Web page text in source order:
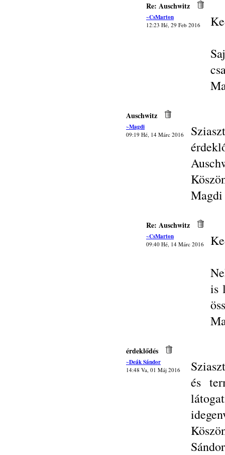
Re: Auschwitz
~CsMarton
12:23 Hé, 29 Feb 2016
Auschwitz
~Magdi
09:19 Hé, 14 Márc 2016
Magdi
Re: Auschwitz
~CsMarton
09:40 Hé, 14 Márc 2016
is
érdeklődés
~Deák Sándor
14:48 Va, 01 Máj 2016
és
Sándor